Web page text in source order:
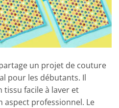
un projet de couture
pour les débutants. Il
tissu facile à laver et
aspect professionnel. Le